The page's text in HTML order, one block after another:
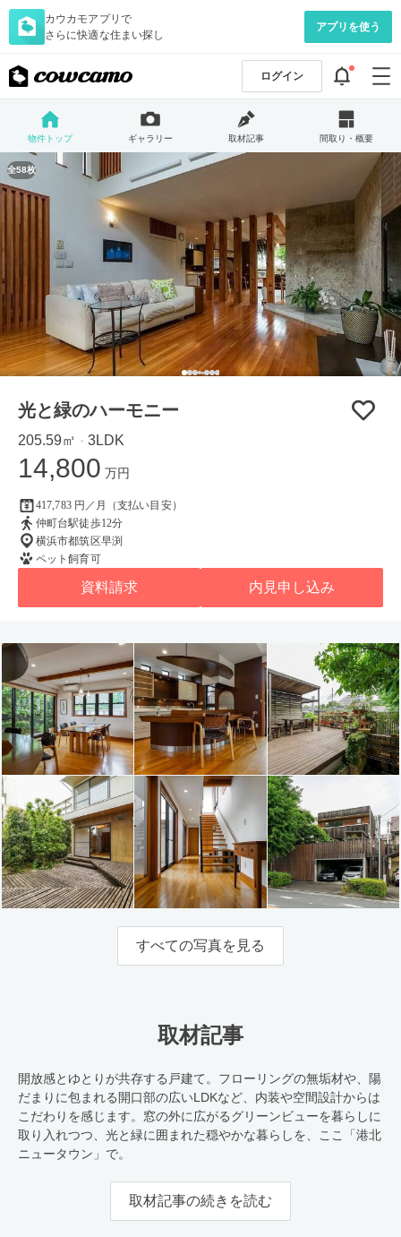
カウカモアプリで
さらに快適な住まい探し
アプリを使う
ログイン
物件トップ ギャラリー 取材記事 間取り・概要
全58枚
光と緑のハーモニー
205.59㎡ ・ 3LDK
14,800 万円
417,783 円／月（支払い目安）
仲町台駅徒歩12分
横浜市都筑区早渕
ペット飼育可
資料請求 内見申し込み
すべての写真を見る
取材記事
開放感とゆとりが共存する戸建て。フローリングの無垢材や、陽
だまりに包まれる開口部の広いLDKなど、内装や空間設計からは
こだわりを感じます。窓の外に広がるグリーンビューを暮らしに
取り入れつつ、光と緑に囲まれた穏やかな暮らしを、ここ「港北
ニュータウン」で。
取材記事の続きを読む